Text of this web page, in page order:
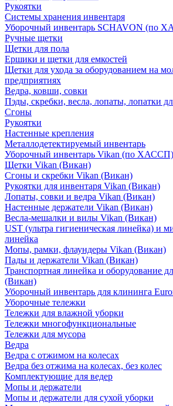
Рукоятки
Системы хранения инвентаря
Уборочный инвентарь SCHAVON (по
Ручные щетки
Щетки для пола
Ершики и щетки для емкостей
Щетки для ухода за оборудованием на
предприятиях
Ведра, ковши, совки
Пэды, скребки, весла, лопаты, лопатки
Сгоны
Рукоятки
Настенные крепления
Металлодетектируемый инвентарь
Уборочный инвентарь Vikan (по ХАССП)
Щетки Vikan (Викан)
Сгоны и скребки Vikan (Викан)
Рукоятки для инвентаря Vikan (Викан)
Лопаты, совки и ведра Vikan (Викан)
Настенные держатели Vikan (Викан)
Весла-мешалки и вилы Vikan (Викан)
UST (ультра гигиеническая линейка) и
линейка
Мопы, рамки, флаундеры Vikan (Викан)
Пады и держатели Vikan (Викан)
Транспортная линейка и оборудование
(Викан)
Уборочный инвентарь для клининга
Уборочные тележки
Тележки для влажной уборки
Тележки многофункциональные
Тележки для мусора
Ведра
Ведра с отжимом на колесах
Ведра без отжима на колесах, без колес
Комплектующие для ведер
Мопы и держатели
Мопы и держатели для сухой уборки